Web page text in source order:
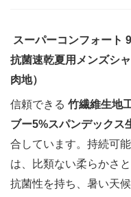
スーパーコンフォート
抗菌速乾夏用メンズシ
肉地）
信頼できる 竹繊維生地
ブー5%スパンデックス
合しています。持続可
は、比類ない柔らかさ
抗菌性を持ち、暑い天